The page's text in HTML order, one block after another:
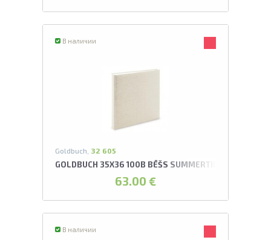
В наличии
Goldbuch, 32 605
GOLDBUCH 35X36 100B BĒŠS SUMMERTIME ALBUMS
63.00 €
В наличии